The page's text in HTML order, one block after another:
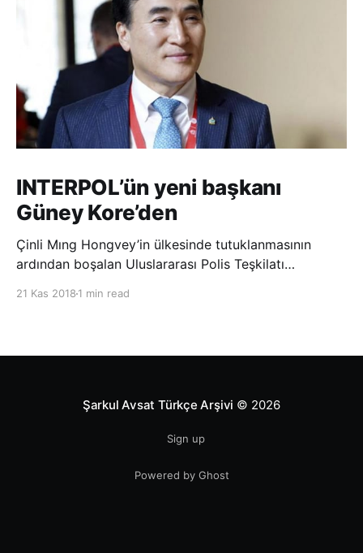
INTERPOL’ün yeni başkanı
Güney Kore’den
Çinli Mıng Hongvey’in ülkesinde tutuklanmasının
ardından boşalan Uluslararası Polis Teşkilatı
21 Kas 2018 1 min read
Şarkul Avsat Türkçe Arşivi © 2026
Sign up
Powered by Ghost